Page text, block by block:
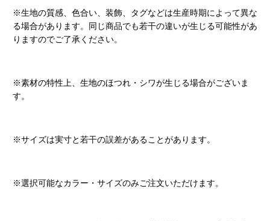
※生地の質感、色合い、装飾、タグなどは生産時期によって異な
る場合があります。同じ商品でも若干の違いが生じる可能性があ
りますのでご了承ください。
※素材の特性上、生地のほつれ・シワが生じる場合がございま
す。
※サイズは実寸と若干の誤差があることがあります。
※選択可能なカラー・サイズのみご注文いただけます。